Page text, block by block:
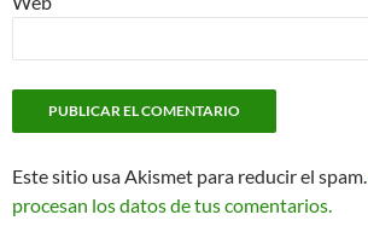
Este sitio usa Akismet para reducir el spam.
procesan los datos de tus comentarios.